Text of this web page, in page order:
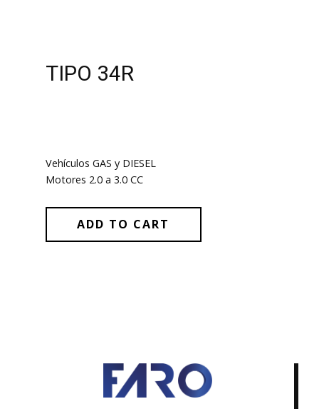
TIPO 34R
Vehículos GAS y DIESEL
Motores 2.0 a 3.0 CC
ADD TO CART